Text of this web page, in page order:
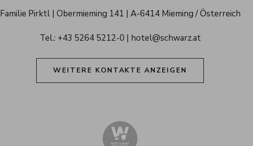
Schwarz
Familie Pirktl Obermieming 141 A-6414 Mieming / Österreich
Tel.: +43 5264 5212-0 hotel@schwarz.at
WEITERE KONTAKTE ANZEIGEN